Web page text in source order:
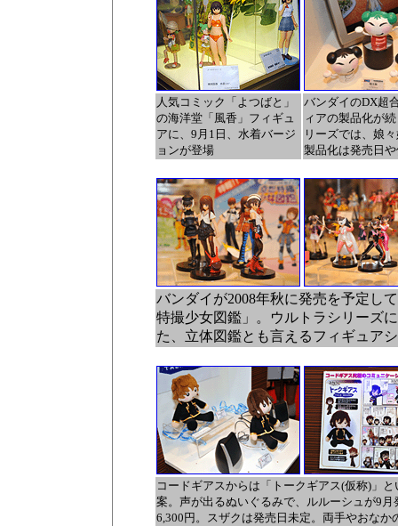
人気コミック「よつばと」
の海洋堂「風香」フィギュ
アに、9月1日、水着バージ
ョンが登場
バンダイのDX超
ィアの製品化が
リーズでは、娘
製品化は発売日
バンダイが2008年秋に発売を予定し
特撮少女図鑑」。ウルトラシリーズ
た、立体図鑑とも言えるフィギュア
コードギアスからは「トークギアス(仮称)」と
案。声が出るぬいぐるみで、ルルーシュが9月
6,300円。スザクは発売日未定。両手やおなか